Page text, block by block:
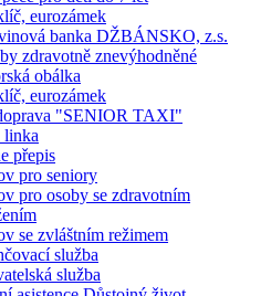
eurozámek
banka DŽBÁNSKO, z.s.
zdravotně znevýhodněné
obálka
eurozámek
"SENIOR TAXI"
linka
přepis
pro seniory
pro osoby se zdravotním
se zvláštním režimem
služba
služba